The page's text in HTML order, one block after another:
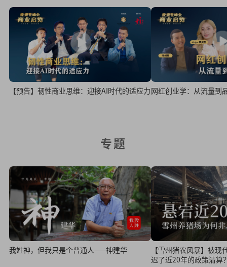
【预告】韧性商业思维：迎接AI时代的适应力网红创业学：从流量到
专题
我姓神，但我只是个普通人——神建华
【雪州猪农风暴】被
迟了近20年的政策清算